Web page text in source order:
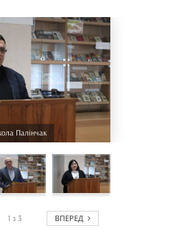
Палінчак
1 з 3 ВПЕРЕД